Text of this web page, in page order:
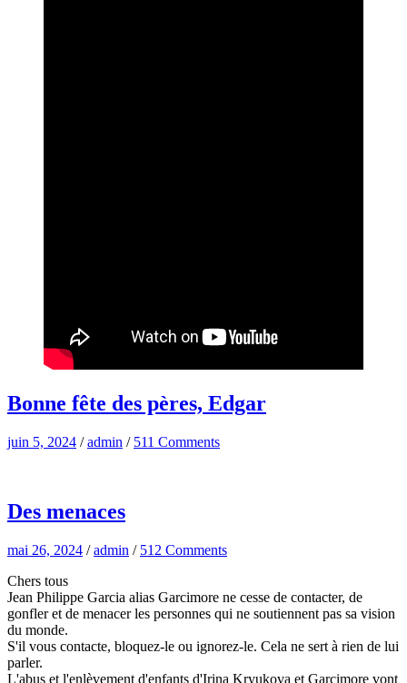
Bonne fête des pères, Edgar
juin 5, 2024 /admin / 511 Comments
Des menaces
mai 26, 2024 /admin / 512 Comments
Chers tous
Jean Philippe Garcia alias Garcimore ne cesse de contacter, de
gonfler et de menacer les personnes qui ne soutiennent pas sa vision
du monde.
S'il vous contacte, bloquez-le ou ignorez-le. Cela ne sert à rien de lui
parler.
L'abus et l'enlèvement d'enfants d'Irina Kryukova et Garcimore vont